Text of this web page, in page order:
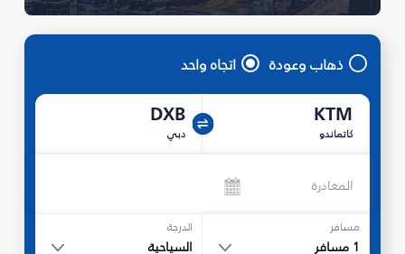
ذهاب وعودة اتجاه واحد
KTM
كاتماندو
DXB
دبي
المغادرة
مسافر
1 مسافر
الدرجة
السياحية